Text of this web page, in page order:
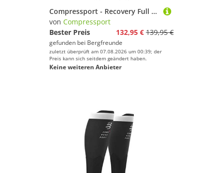
Compressport - Recovery Full Tights - Lauftights Gr M schwarz
von Compressport
Bester Preis
132,95 € 139,95 €
gefunden bei Bergfreunde
zuletzt überprüft am 07.08.2026 um 00:39; der
Preis kann sich seitdem geändert haben.
Keine weiteren Anbieter